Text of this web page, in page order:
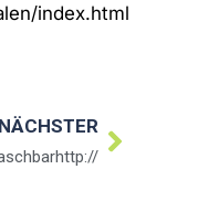
index.html
NÄCHSTER